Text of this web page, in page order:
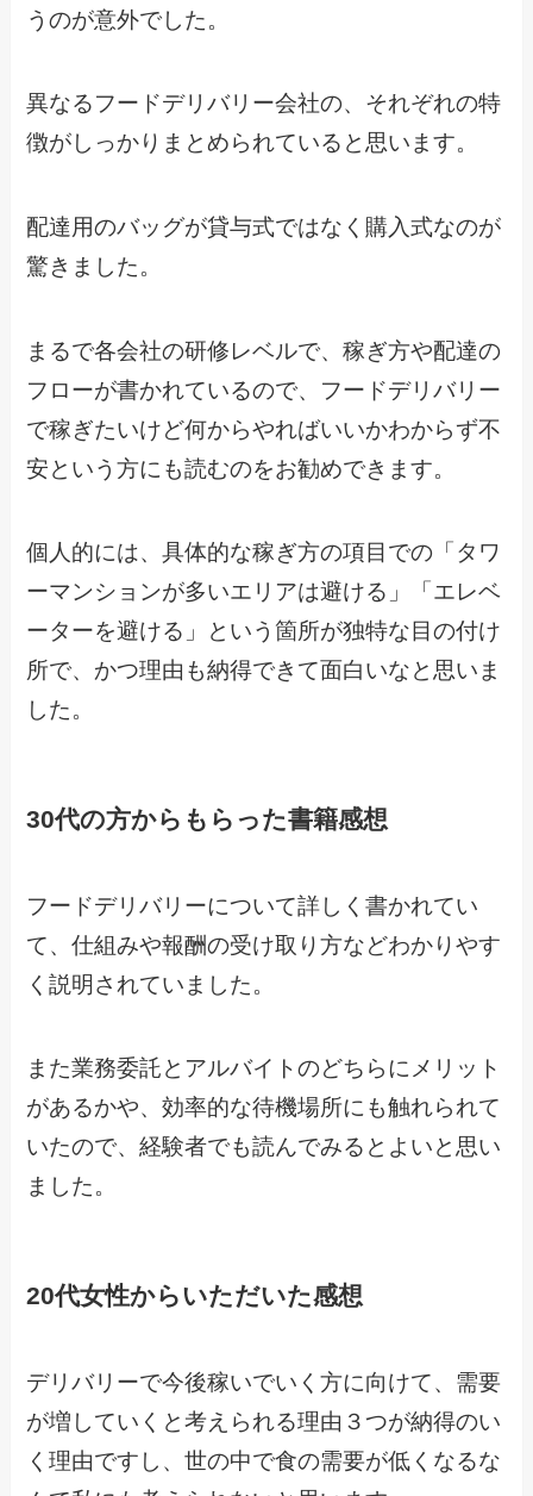
うのが意外でした。
異なるフードデリバリー会社の、それぞれの特
徴がしっかりまとめられていると思います。
配達用のバッグが貸与式ではなく購入式なのが
驚きました。
まるで各会社の研修レベルで、稼ぎ方や配達の
フローが書かれているので、フードデリバリー
で稼ぎたいけど何からやればいいかわからず不
安という方にも読むのをお勧めできます。
個人的には、具体的な稼ぎ方の項目での「タワ
ーマンションが多いエリアは避ける」「エレベ
ーターを避ける」という箇所が独特な目の付け
所で、かつ理由も納得できて面白いなと思いま
した。
30代の方からもらった書籍感想
フードデリバリーについて詳しく書かれてい
て、仕組みや報酬の受け取り方などわかりやす
く説明されていました。
また業務委託とアルバイトのどちらにメリット
があるかや、効率的な待機場所にも触れられて
いたので、経験者でも読んでみるとよいと思い
ました。
20代女性からいただいた感想
デリバリーで今後稼いでいく方に向けて、需要
が増していくと考えられる理由３つが納得のい
く理由ですし、世の中で食の需要が低くなるな